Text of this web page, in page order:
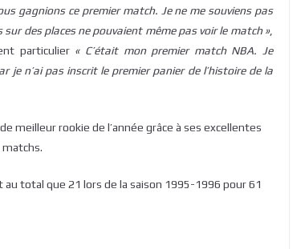
gagnions ce premier match. Je ne me souviens pas
des places ne pouvaient même pas voir le match »,
particulier « C’était mon premier match NBA. Je
je n’ai pas inscrit le premier panier de l’histoire de la
meilleur rookie de l’année grâce à ses excellentes
total que 21 lors de la saison 1995-1996 pour 61